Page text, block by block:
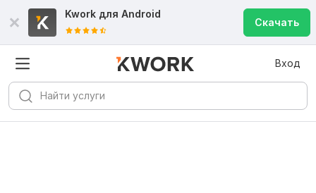
Kwork для Android
Скачать
Вход